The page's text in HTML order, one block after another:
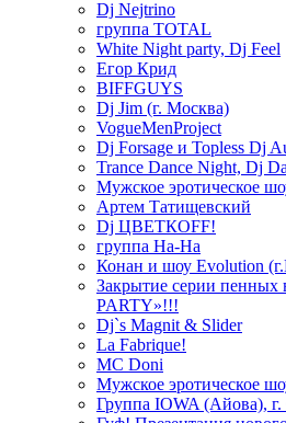
Dj Nejtrino
группа TOTAL
White Night party, Dj Feel
Егор Крид
BIFFGUYS
Dj Jim (г. Москва)
VogueMenProject
Dj Forsage и Topless Dj
Trance Dance Night, Dj
Мужское эротическое
Артем Татищевский
Dj ЦВЕТКOFF!
группа На-На
Конан и шоу Evolution
Закрытие серии пенных
PARTY»!!!
Dj`s Magnit & Slider
La Fabrique!
MC Doni
Мужское эротическое
Группа IOWA (Айова),